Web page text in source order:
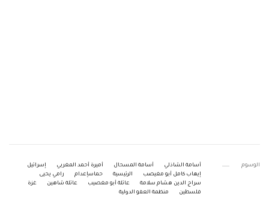
الوسوم أسامة الشاذلي أسامة المسحال أميرة أحمد المغربي
إسرائيل
إيهاب كامل أبو مغيصب
الرئيسية حماسإعدام
رامي يحيى
سراج الدين هشام سلامة
عائلة أبو مغصيب عائلة شاهين
غزة
فلسطين
منظمة العفو الدولية